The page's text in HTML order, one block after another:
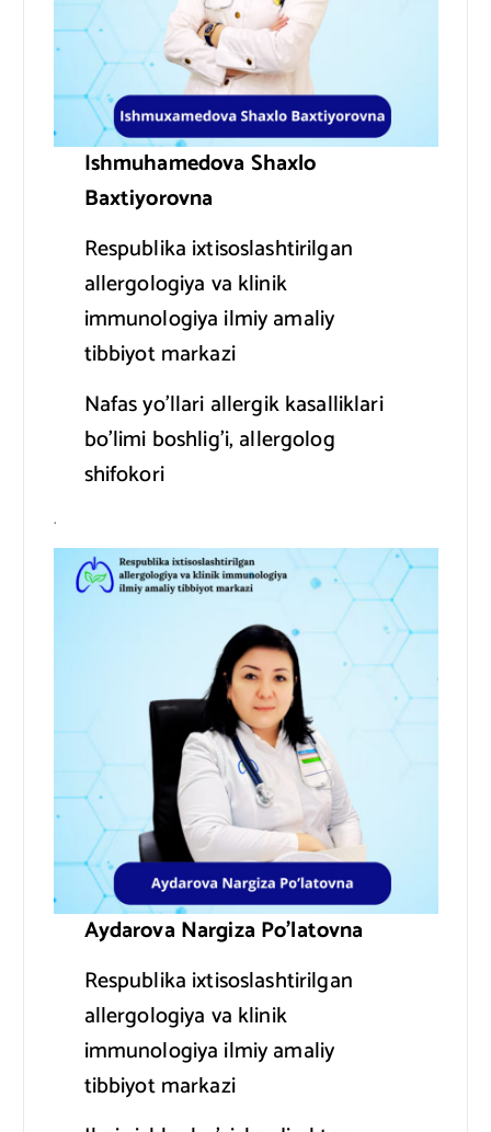
Ishmuhamedova Shaxlo
Baxtiyorovna
Respublika ixtisoslashtirilgan
allergologiya va klinik
immunologiya ilmiy amaliy
tibbiyot markazi
Nafas yo’llari allergik kasalliklari
bo’limi boshlig’i, allergolog
shifokori
.
Aydarova Nargiza Po’latovna
Respublika ixtisoslashtirilgan
allergologiya va klinik
immunologiya ilmiy amaliy
tibbiyot markazi